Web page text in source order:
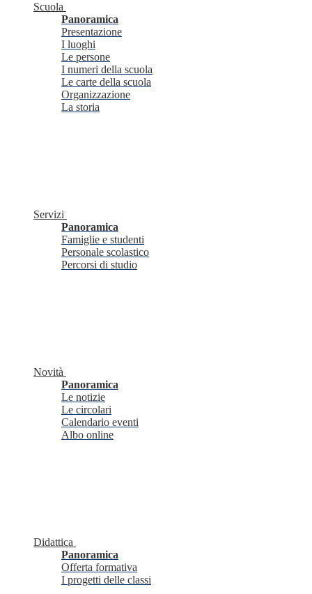
Scuola
Panoramica
Presentazione
I luoghi
Le persone
I numeri della scuola
Le carte della scuola
Organizzazione
La storia
Servizi
Panoramica
Famiglie e studenti
Personale scolastico
Percorsi di studio
Novità
Panoramica
Le notizie
Le circolari
Calendario eventi
Albo online
Didattica
Panoramica
Offerta formativa
I progetti delle classi